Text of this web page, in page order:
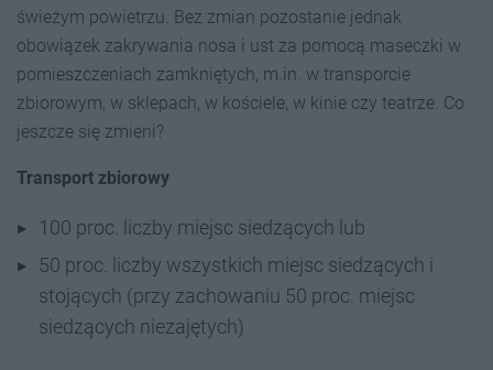
świeżym powietrzu. Bez zmian pozostanie jednak
obowiązek zakrywania nosa i ust za pomocą maseczki w
pomieszczeniach zamkniętych, m.in. w transporcie
zbiorowym, w sklepach, w kościele, w kinie czy teatrze. Co
jeszcze się zmieni?
Transport zbiorowy
100 proc. liczby miejsc siedzących lub
50 proc. liczby wszystkich miejsc siedzących i
stojących (przy zachowaniu 50 proc. miejsc
siedzących niezajętych)